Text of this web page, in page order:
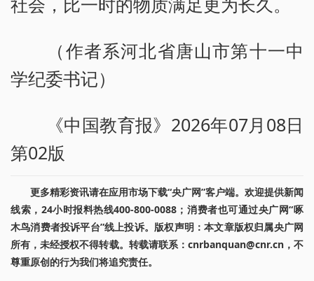
（作者系河北省唐山市第十一中
学纪委书记）
《中国教育报》2026年07月08日
第02版
更多精彩资讯请在应用市场下载“央广网”客户端。欢迎提供新闻
线索，24小时报料热线400-800-0088；消费者也可通过央广网“啄
木鸟消费者投诉平台”线上投诉。版权声明：本文章版权归属央广网
所有，未经授权不得转载。转载请联系：cnrbanquan@cnr.cn，不
尊重原创的行为我们将追究责任。